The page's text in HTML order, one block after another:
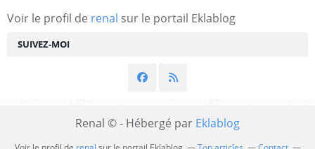
SUIVEZ-MOI
Voir le profil de renal sur le portail Eklablog
Renal © - Hébergé par Eklablog